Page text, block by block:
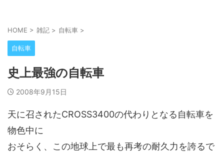
HOME > 雑記 > 自転車 >
自転車
史上最強の自転車
2008年9月15日
天に召されたCROSS3400の代わりとなる自転車を
物色中に
おそらく、この地球上で最も再考の耐久力を誇るで